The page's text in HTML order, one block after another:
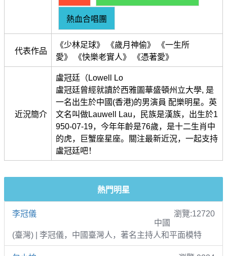
熱血合唱團
代表作品
《少林足球》 《歲月神偷》 《一生所
愛》 《快樂老實人》 《憑著愛》
近況簡介
盧冠廷（Lowell Lo
盧冠廷曾經就讀於西雅圖華盛頓州立大學, 是
一名出生於中國(香港)的男演員 配樂明星。英
文名叫做Lauwell Lau，民族是漢族，出生於1
950-07-19，今年年齡是76歲，是十二生肖中
的虎，巨蟹座星座。關注最新近況，一起支持
盧冠廷吧！
熱門明星
李冠儀
瀏覽:12720
中國
(臺灣) | 李冠儀，中國臺灣人，著名主持人和平面模特